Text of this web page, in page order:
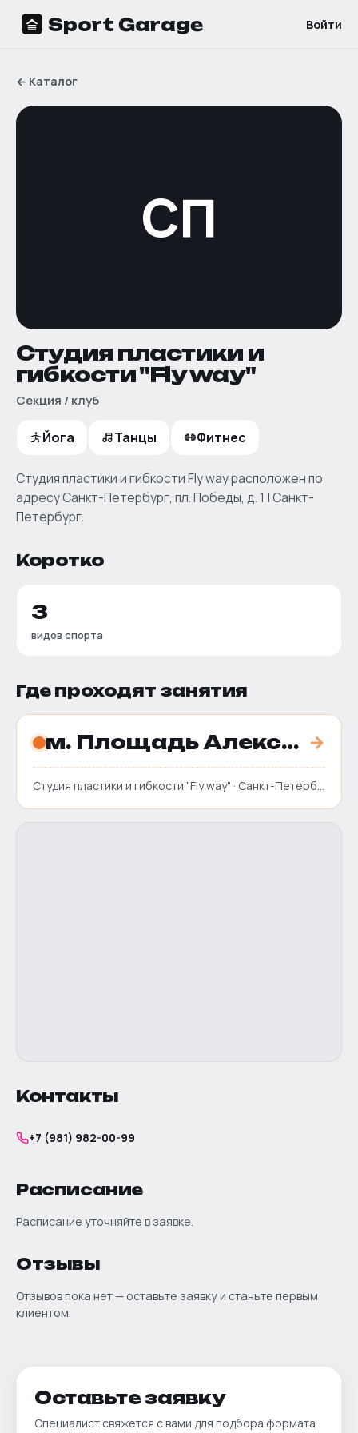
Sport Garage Войти
← Каталог
СП
Студия пластики и
гибкости "Fly way"
Секция / клуб
Йога Танцы Фитнес
Студия пластики и гибкости Fly way расположен по
адресу Санкт-Петербург, пл. Победы, д. 1 | Санкт-
Петербург.
Коротко
3
видов спорта
Где проходят занятия
м. Площадь Александра Невского 2 →
Студия пластики и гибкости "Fly way" · Санкт-Петербург, пл. Победы, д. 1
Контакты
+7 (981) 982-00-99
Расписание
Расписание уточняйте в заявке.
Отзывы
Отзывов пока нет — оставьте заявку и станьте первым
клиентом.
Оставьте заявку
Специалист свяжется с вами для подбора формата